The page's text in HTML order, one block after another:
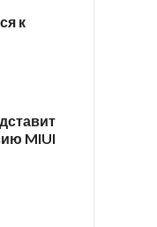
к
MIUI